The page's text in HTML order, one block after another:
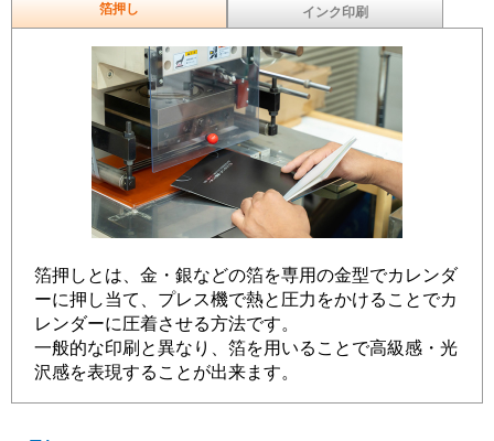
箔押し インク印刷
箔押しとは、金・銀などの箔を専用の金型でカレンダ
ーに押し当て、プレス機で熱と圧力をかけることでカ
レンダーに圧着させる方法です。
一般的な印刷と異なり、箔を用いることで高級感・光
沢感を表現することが出来ます。